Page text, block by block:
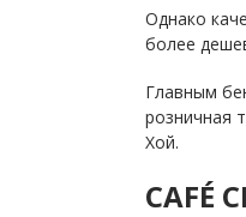
Однако
более
Главным
розничная
Хой.
CAFÉ